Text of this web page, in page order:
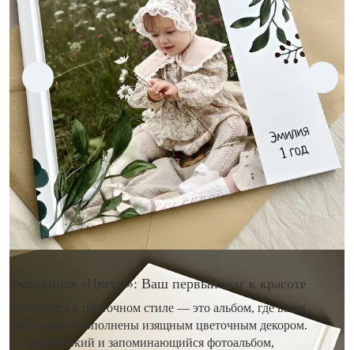
Фотокнига «Цветы»: Ваш первый шаг к красоте
Фотокнига в цветочном стиле — это альбом, где ваши
фотографии дополнены изящным цветочным декором.
Создайте яркий и запоминающийся фотоальбом,